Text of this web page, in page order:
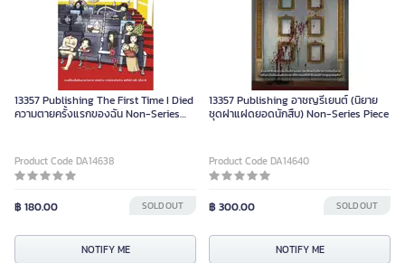
13357 Publishing The First Time I Died
ความตายครั้งแรกของฉัน Non-Series
Product Code DA14638
฿ 180.00 SOLD OUT
NOTIFY ME
13357 Publishing อาชญรีเยนต์ (นิยาย
ชุดฝาแฝดยอดนักสืบ) Non-Series Piece
Product Code DA14640
฿ 300.00 SOLD OUT
NOTIFY ME